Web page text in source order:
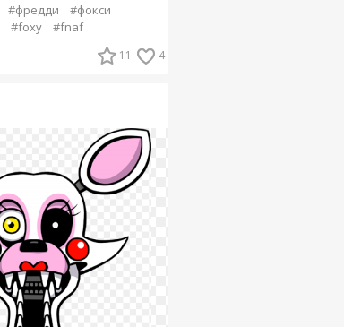
#фредди
#фокси
#foxy #fnaf
11 4